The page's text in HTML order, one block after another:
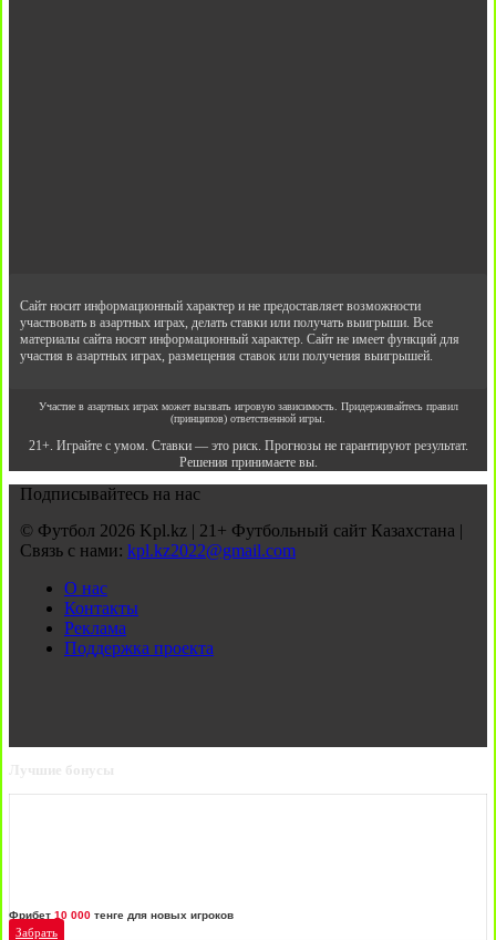
Сайт носит информационный характер и не предоставляет возможности
участвовать в азартных играх, делать ставки или получать выигрыши. Все
материалы сайта носят информационный характер. Сайт не имеет функций для
участия в азартных играх, размещения ставок или получения выигрышей.
Участие в азартных играх может вызвать игровую зависимость. Придерживайтесь правил
(принципов) ответственной игры.
21+. Играйте с умом. Ставки — это риск. Прогнозы не гарантируют результат.
Решения принимаете вы.
Подписывайтесь на нас
© Футбол 2026 Kpl.kz | 21+ Футбольный сайт Казахстана |
Связь с нами: kpl.kz2022@gmail.com
О нас
Контакты
Реклама
Поддержка проекта
Лучшие бонусы
Фрибет 10 000 тенге для новых игроков
Забрать